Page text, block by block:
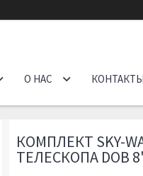
О НАС КОНТАКТЫ
КОМПЛЕКТ SKY-
ТЕЛЕСКОПА DOB 8"